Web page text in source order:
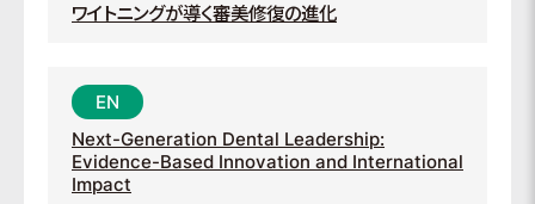
ワイトニングが導く審美修復の進化
Next-Generation Dental Leadership:
Evidence-Based Innovation and International
Impact